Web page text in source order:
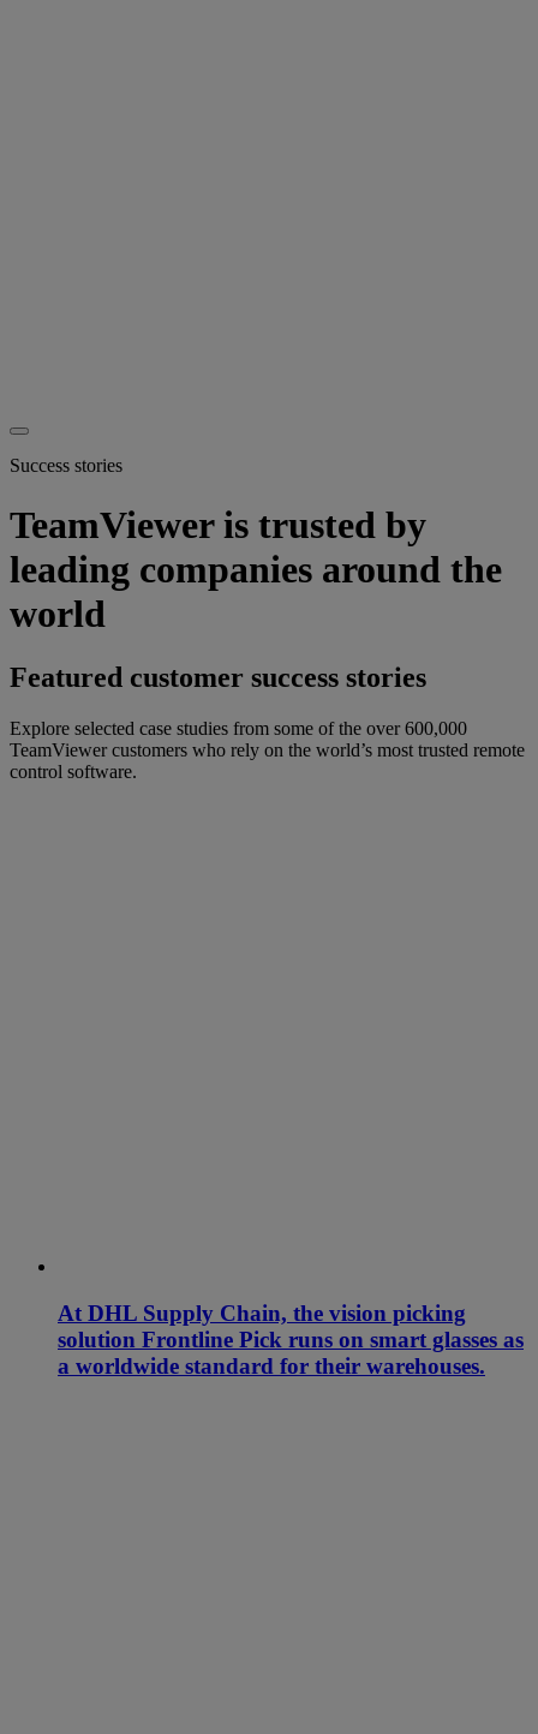
Success stories
TeamViewer is trusted by
leading companies around the
world
Featured customer success stories
Explore selected case studies from some of the over 600,000
TeamViewer customers who rely on the world’s most trusted remote
control software.
At DHL Supply Chain, the vision picking
solution Frontline Pick runs on smart glasses as
a worldwide standard for their warehouses.